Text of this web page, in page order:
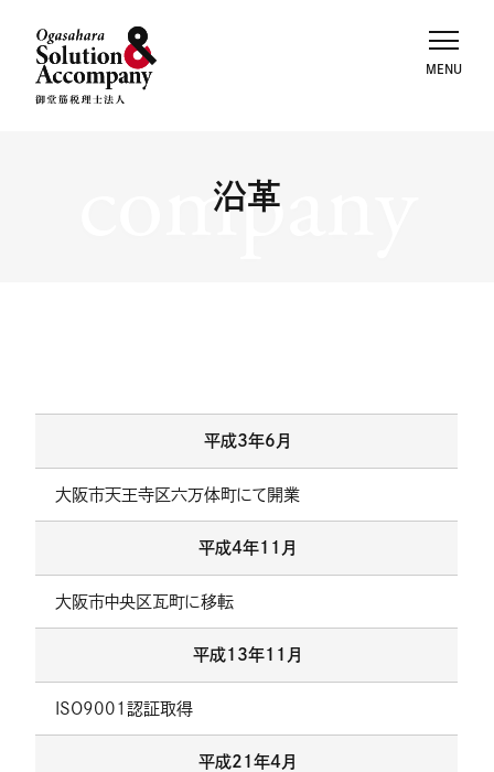
沿革
company
平成3年6月
大阪市天王寺区六万体町にて開業
平成4年11月
大阪市中央区瓦町に移転
平成13年11月
ISO9001認証取得
平成21年4月